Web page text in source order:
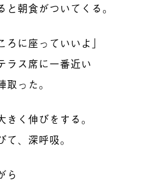
朝食がついてくる。
ろに座っていいよ」
ラス席に一番近い
った。
く伸びをする。
、深呼吸。
ら